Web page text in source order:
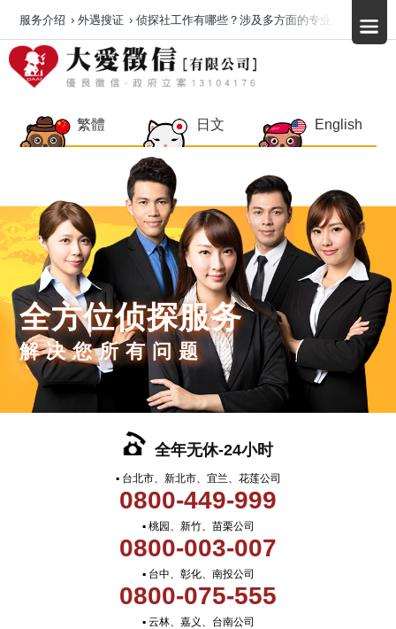
繁體 日文 English
全方位侦探服务
解决您所有问题
全年无休-24小时
▪ 台北市、新北市、宜兰、花莲公司
0800-449-999
▪ 桃园、新竹、苗栗公司
0800-003-007
▪ 台中、彰化、南投公司
0800-075-555
▪ 云林、嘉义、台南公司
服务介绍 › 外遇搜证 › 侦探社工作有哪些？涉及多方面的专业领域